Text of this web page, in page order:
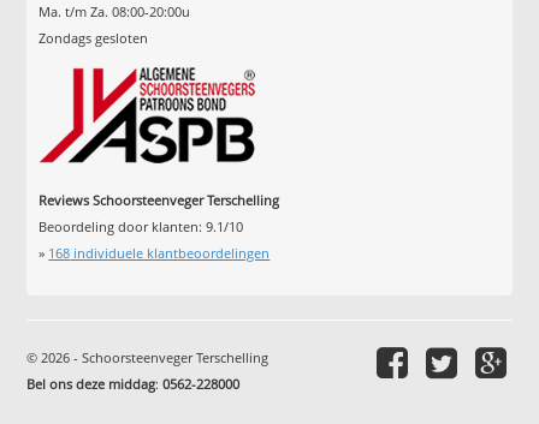
Ma. t/m Za. 08:00-20:00u
Zondags gesloten
Reviews Schoorsteenveger Terschelling
Beoordeling door klanten:9.1/10
» 168 individuele klantbeoordelingen
© 2026 - Schoorsteenveger Terschelling
Bel ons deze middag:0562-228000